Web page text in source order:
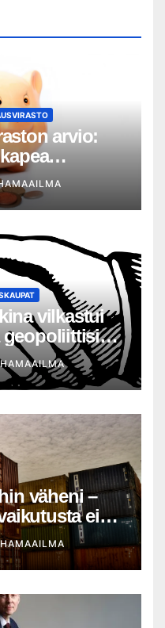
arvio:
pankkien
vilkastui
– 13
väheni –
ei